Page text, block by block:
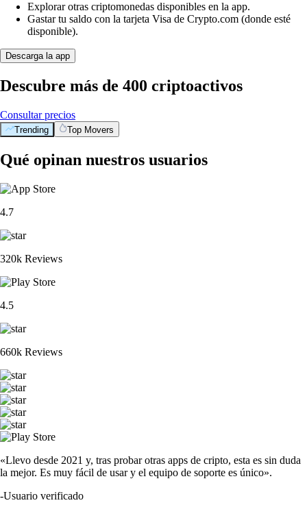
Explorar otras criptomonedas disponibles en la app.
Gastar tu saldo con la tarjeta Visa de Crypto.com (donde esté
disponible).
Descarga la app
Descubre más de 400 criptoactivos
Consultar precios
Trending Top Movers
Qué opinan nuestros usuarios
4.7
320k Reviews
4.5
660k Reviews
«Llevo desde 2021 y, tras probar otras apps de cripto, esta es sin duda
la mejor. Es muy fácil de usar y el equipo de soporte es único».
-Usuario verificado